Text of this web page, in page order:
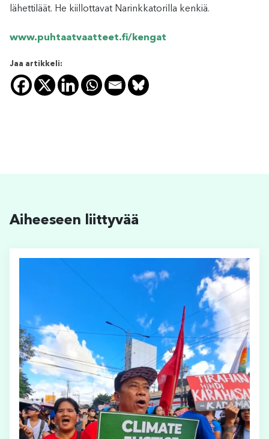
lähettiläät. He kiillottavat Narinkkatorilla kenkiä.
www.puhtaatvaatteet.fi/kengat
Jaa artikkeli:
Aiheeseen liittyvää